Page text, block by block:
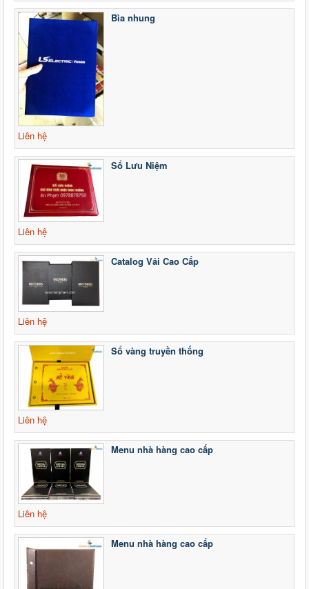
Bìa nhung
Liên hệ
Sổ Lưu Niệm
Liên hệ
Catalog Vải Cao Cấp
Liên hệ
Sổ vàng truyền thống
Liên hệ
Menu nhà hàng cao cấp
Liên hệ
Menu nhà hàng cao cấp